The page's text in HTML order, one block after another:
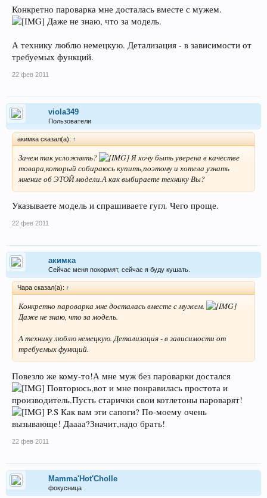
Конкретно пароварка мне досталась вместе с мужем.
Даже не знаю, что за модель.
А технику люблю немецкую. Детализация - в зависимости от
требуемых функций.
22 фев 2011
viola349
Пользователи
акимка сказал(а): ↑
Зачем так усложнять?
Я хочу быть уверена в качестве
товара,который собираюсь купить,поэтому и хотела узнать
мнение об ЭТОЙ модели.А как выбираете технику Вы?
Указываете модель и спрашиваете гугл. Чего проще.
22 фев 2011
акимка
Сейчас меня покормят, сейчас я буду кушать.
Чара сказал(а): ↑
Конкретно пароварка мне досталась вместе с мужем.
Даже не знаю, что за модель.
А технику люблю немецкую. Детализация - в зависимости от
требуемых функций.
Повезло же кому-то!А мне муж без пароварки достался
Повторюсь,вот и мне понравилась простота и
производитель.Пусть старички свои котлетоны пароварят!
P.S Как вам эти сапоги? По-моему очень
вызывающе! Даааа?Значит,надо брать!
22 фев 2011
Mamma'Hot'Cholle
фокусница